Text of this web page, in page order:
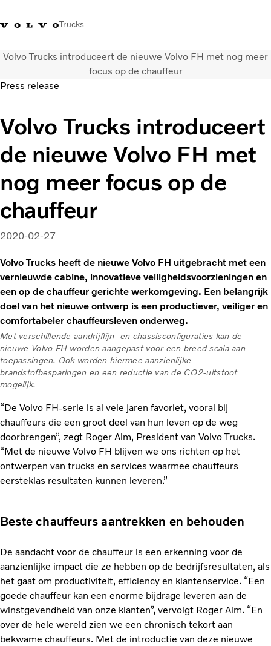
Trucks
Contact Kennis vergrotenMerchandise InloggenNederland
CO2-reductie
Trucks
Truck Builder
Services
Dealer locator
Nieuws
Over ons
Volvo Trucks introduceert de nieuwe Volvo FH met nog meer
focus op de chauffeur
Press release
Volvo Trucks introduceert
de nieuwe Volvo FH met
nog meer focus op de
chauffeur
2020-02-27
Volvo Trucks heeft de nieuwe Volvo FH uitgebracht met een
vernieuwde cabine, innovatieve veiligheidsvoorzieningen en
een op de chauffeur gerichte werkomgeving. Een belangrijk
doel van het nieuwe ontwerp is een productiever, veiliger en
comfortabeler chauffeursleven onderweg.
Met verschillende aandrijflijn- en chassisconfiguraties kan de
nieuwe Volvo FH worden aangepast voor een breed scala aan
toepassingen. Ook worden hiermee aanzienlijke
brandstofbesparingen en een reductie van de CO2-uitstoot
mogelijk.
“De Volvo FH-serie is al vele jaren favoriet, vooral bij
chauffeurs die een groot deel van hun leven op de weg
doorbrengen”, zegt Roger Alm, President van Volvo Trucks.
“Met de nieuwe Volvo FH blijven we ons richten op het
ontwerpen van trucks en services waarmee chauffeurs
eersteklas resultaten kunnen leveren.”
Beste chauffeurs aantrekken en behouden
De aandacht voor de chauffeur is een erkenning voor de
aanzienlijke impact die ze hebben op de bedrijfsresultaten, als
het gaat om productiviteit, efficiency en klantenservice. “Een
goede chauffeur kan een enorme bijdrage leveren aan de
winstgevendheid van onze klanten”, vervolgt Roger Alm. “En
over de hele wereld zien we een chronisch tekort aan
bekwame chauffeurs. Met de introductie van deze nieuwe